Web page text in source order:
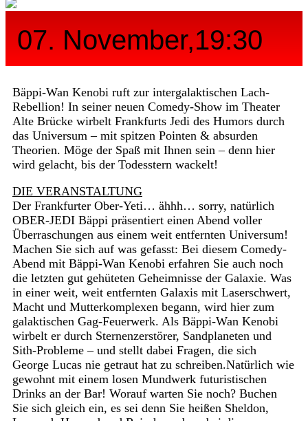
07. November,19:30
Bäppi-Wan Kenobi ruft zur intergalaktischen Lach-
Rebellion! In seiner neuen Comedy-Show im Theater
Alte Brücke wirbelt Frankfurts Jedi des Humors durch
das Universum – mit spitzen Pointen & absurden
Theorien. Möge der Spaß mit Ihnen sein – denn hier
wird gelacht, bis der Todesstern wackelt!
DIE VERANSTALTUNG
Der Frankfurter Ober-Yeti… ähhh… sorry, natürlich
OBER-JEDI Bäppi präsentiert einen Abend voller
Überraschungen aus einem weit entfernten Universum!
Machen Sie sich auf was gefasst: Bei diesem Comedy-
Abend mit Bäppi-Wan Kenobi erfahren Sie auch noch
die letzten gut gehüteten Geheimnisse der Galaxie. Was
in einer weit, weit entfernten Galaxis mit Laserschwert,
Macht und Mutterkomplexen begann, wird hier zum
galaktischen Gag-Feuerwerk. Als Bäppi-Wan Kenobi
wirbelt er durch Sternenzerstörer, Sandplaneten und
Sith-Probleme – und stellt dabei Fragen, die sich
George Lucas nie getraut hat zu schreiben.Natürlich wie
gewohnt mit einem losen Mundwerk futuristischen
Drinks an der Bar! Worauf warten Sie noch? Buchen
Sie sich gleich ein, es sei denn Sie heißen Sheldon,